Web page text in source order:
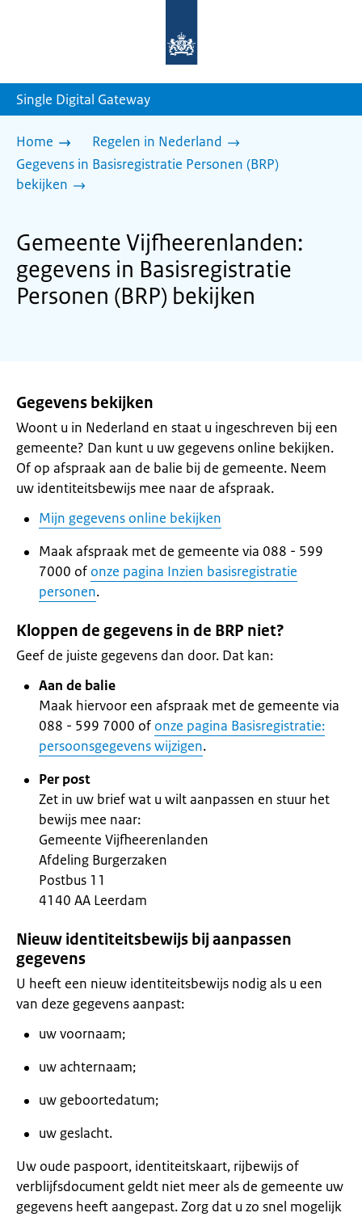
homepage
Single Digital Gateway
Home
Regelen in Nederland
Gegevens in Basisregistratie Personen (BRP)
bekijken
Gemeente Vijfheerenlanden:
gegevens in Basisregistratie
Personen (BRP) bekijken
Gegevens bekijken
Woont u in Nederland en staat u ingeschreven bij een
gemeente? Dan kunt u uw gegevens online bekijken.
Of op afspraak aan de balie bij de gemeente. Neem
uw identiteitsbewijs mee naar de afspraak.
Mijn gegevens online bekijken
Maak afspraak met de gemeente via 088 - 599
7000 of onze pagina Inzien basisregistratie
personen.
Kloppen de gegevens in de BRP niet?
Geef de juiste gegevens dan door. Dat kan:
Aan de balie
Maak hiervoor een afspraak met de gemeente via
088 - 599 7000 of onze pagina Basisregistratie:
persoonsgegevens wijzigen.
Per post
Zet in uw brief wat u wilt aanpassen en stuur het
bewijs mee naar:
Gemeente Vijfheerenlanden
Afdeling Burgerzaken
Postbus 11
4140 AA Leerdam
Nieuw identiteitsbewijs bij aanpassen
gegevens
U heeft een nieuw identiteitsbewijs nodig als u een
van deze gegevens aanpast:
uw voornaam;
uw achternaam;
uw geboortedatum;
uw geslacht.
Uw oude paspoort, identiteitskaart, rijbewijs of
verblijfsdocument geldt niet meer als de gemeente uw
gegevens heeft aangepast. Zorg dat u zo snel mogelijk